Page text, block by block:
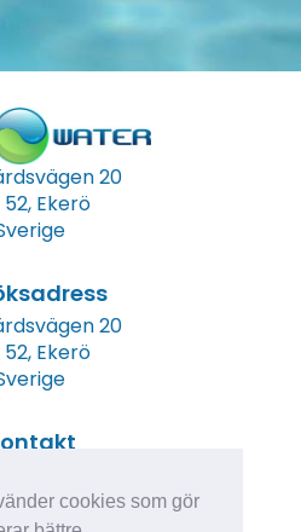
cookies som gör
20
52, Ekerö
20
52, Ekerö